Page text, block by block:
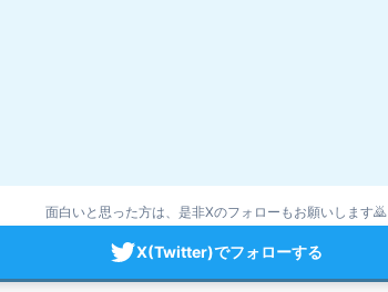
面白いと思った方は、是非Xのフォローもお願いします🙇
X(Twitter)でフォローする